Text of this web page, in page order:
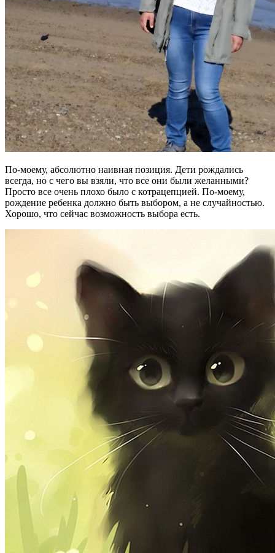
По-моему, абсолютно наивная позиция. Дети рождались
всегда, но с чего вы взяли, что все они были желанными?
Просто все очень плохо было с котрацепцией. По-моему,
рождение ребенка должно быть выбором, а не случайностью.
Хорошо, что сейчас возможность выбора есть.